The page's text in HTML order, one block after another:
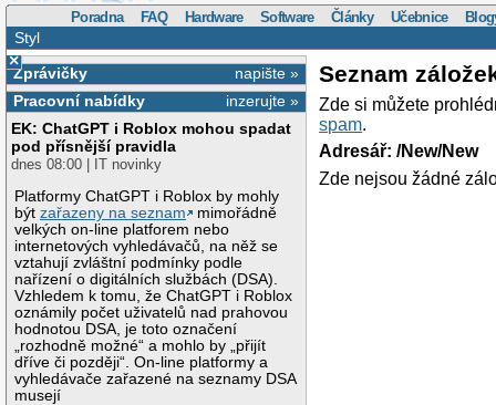
Poradna FAQ Hardware Software Články Učebnice
Styl
×
napište »
Zprávičky
inzerujte »
Pracovní nabídky
EK: ChatGPT i Roblox mohou spadat
pod přísnější pravidla
dnes 08:00 | IT novinky
Platformy ChatGPT i Roblox by mohly
býtzařazeny na seznam
mimořádně
velkých on-line platforem nebo
internetových vyhledávačů, na něž se
vztahují zvláštní podmínky podle
nařízení o digitálních službách (DSA).
Vzhledem k tomu, že ChatGPT i Roblox
oznámily počet uživatelů nad prahovou
hodnotou DSA, je toto označení
„rozhodně možné“ a mohlo by „přijít
dříve či později“. On-line platformy a
vyhledávače zařazené na seznamy DSA
musejí
Seznam
Zde si můžete
spam.
Adresář: /New/New
Zde nejsou žádné